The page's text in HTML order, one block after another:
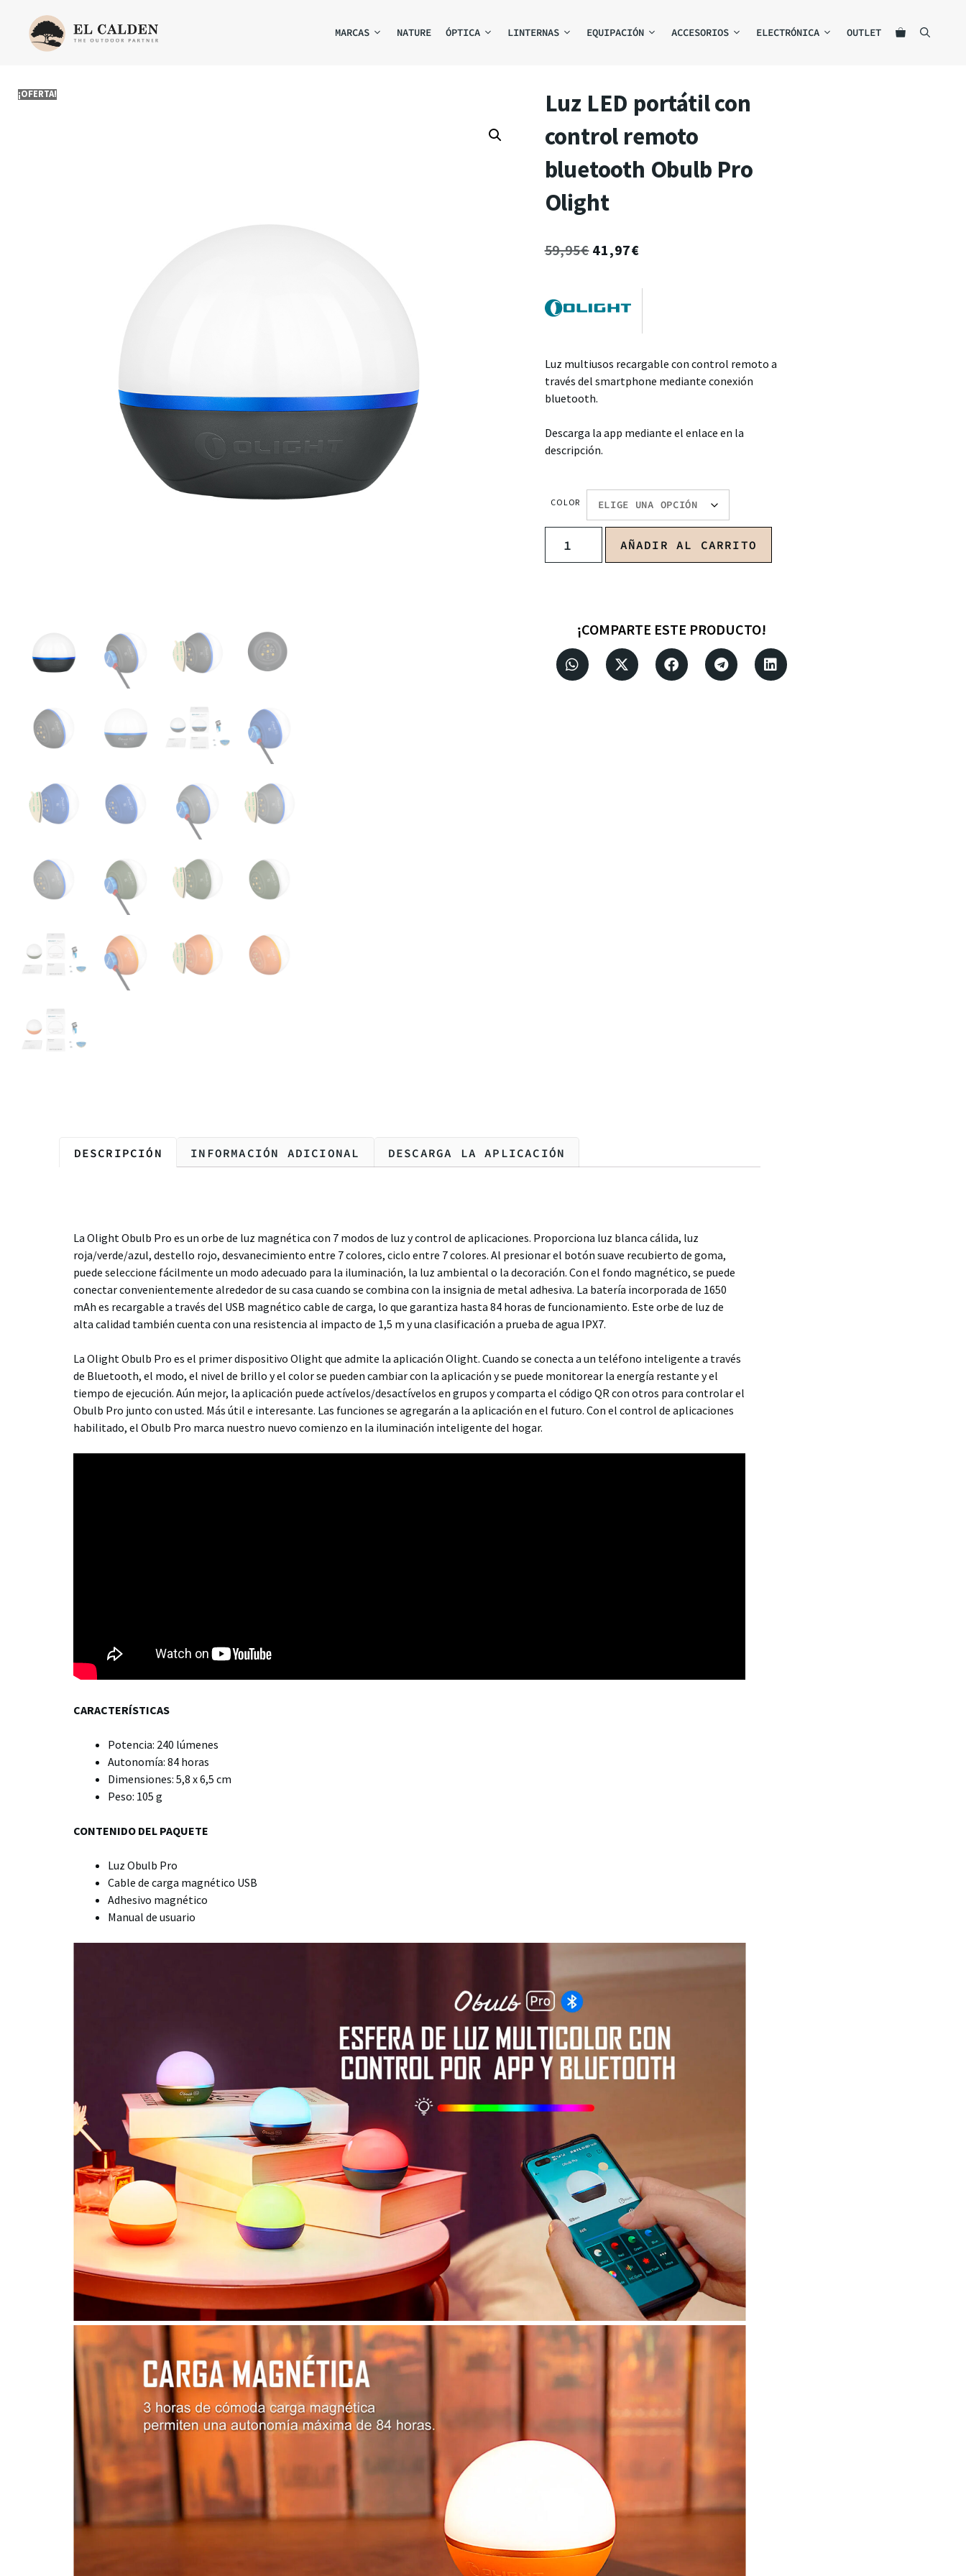
MARCAS NATURE ÓPTICA LINTERNAS EQUIPACIÓN ACCESORIOS ELECTRÓNICA OUTLET
¡OFERTA!
Luz LED portátil con
control remoto
bluetooth Obulb Pro
Olight
59,95€ 41,97€
Luz multiusos recargable con control remoto a
través del smartphone mediante conexión
bluetooth.
Descarga la app mediante el enlace en la
descripción.
COLOR
AÑADIR AL CARRITO
¡COMPARTE ESTE PRODUCTO!
DESCRIPCIÓN INFORMACIÓN ADICIONAL DESCARGA LA APLICACIÓN
La Olight Obulb Pro es un orbe de luz magnética con 7 modos de luz y control de aplicaciones. Proporciona luz blanca cálida, luz
roja/verde/azul, destello rojo, desvanecimiento entre 7 colores, ciclo entre 7 colores. Al presionar el botón suave recubierto de goma,
puede seleccione fácilmente un modo adecuado para la iluminación, la luz ambiental o la decoración. Con el fondo magnético, se puede
conectar convenientemente alrededor de su casa cuando se combina con la insignia de metal adhesiva. La batería incorporada de 1650
mAh es recargable a través del USB magnético cable de carga, lo que garantiza hasta 84 horas de funcionamiento. Este orbe de luz de
alta calidad también cuenta con una resistencia al impacto de 1,5 m y una clasificación a prueba de agua IPX7.
La Olight Obulb Pro es el primer dispositivo Olight que admite la aplicación Olight. Cuando se conecta a un teléfono inteligente a través
de Bluetooth, el modo, el nivel de brillo y el color se pueden cambiar con la aplicación y se puede monitorear la energía restante y el
tiempo de ejecución. Aún mejor, la aplicación puede actívelos/desactívelos en grupos y comparta el código QR con otros para controlar el
Obulb Pro junto con usted. Más útil e interesante. Las funciones se agregarán a la aplicación en el futuro. Con el control de aplicaciones
habilitado, el Obulb Pro marca nuestro nuevo comienzo en la iluminación inteligente del hogar.
CARACTERÍSTICAS
Potencia: 240 lúmenes
Autonomía: 84 horas
Dimensiones: 5,8 x 6,5 cm
Peso: 105 g
CONTENIDO DEL PAQUETE
Luz Obulb Pro
Cable de carga magnético USB
Adhesivo magnético
Manual de usuario